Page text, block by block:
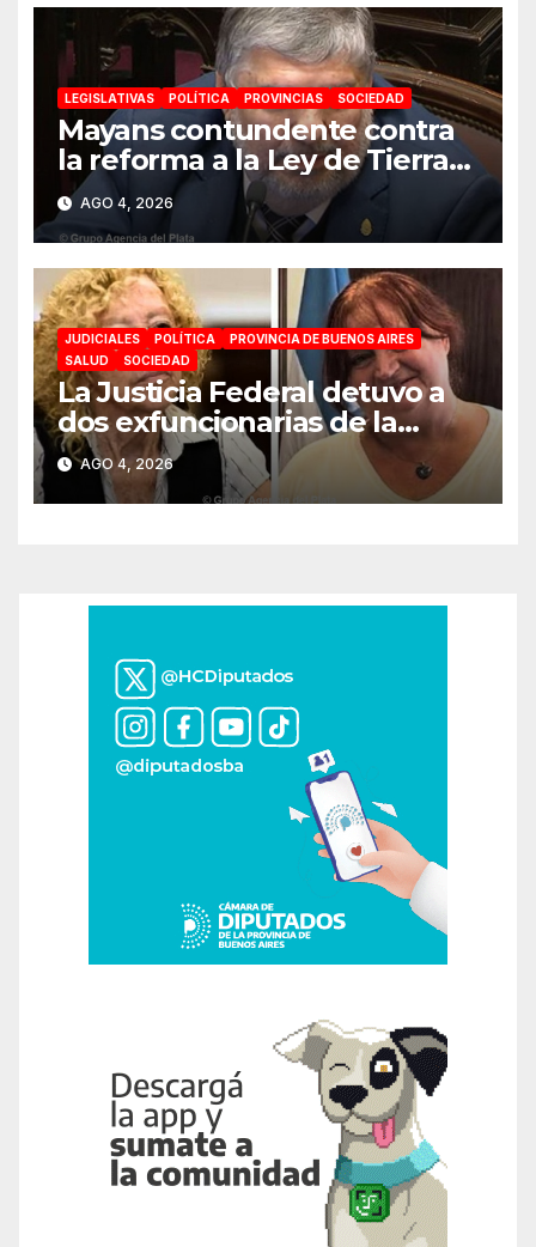
LEGISLATIVAS POLÍTICA PROVINCIAS SOCIEDAD
Mayans contundente contra
la reforma a la Ley de Tierras:
«Esta ley vende el país»
AGO 4, 2026
JUDICIALES POLÍTICA
PROVINCIA DE BUENOS AIRES
SALUD
SOCIEDAD
La Justicia Federal detuvo a
dos exfuncionarias de la
ANMAT y el INAME por la
causa del fentanilo
contaminado
AGO 4, 2026